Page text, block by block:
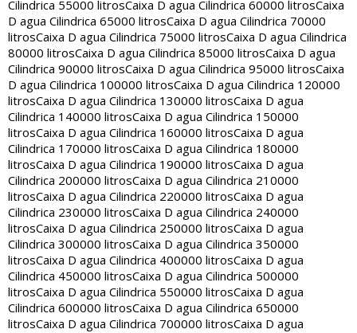
Cilindrica 55000 litrosCaixa D agua Cilindrica 60000 litrosCaixa
D agua Cilindrica 65000 litrosCaixa D agua Cilindrica 70000
litrosCaixa D agua Cilindrica 75000 litrosCaixa D agua Cilindrica
80000 litrosCaixa D agua Cilindrica 85000 litrosCaixa D agua
Cilindrica 90000 litrosCaixa D agua Cilindrica 95000 litrosCaixa
D agua Cilindrica 100000 litrosCaixa D agua Cilindrica 120000
litrosCaixa D agua Cilindrica 130000 litrosCaixa D agua
Cilindrica 140000 litrosCaixa D agua Cilindrica 150000
litrosCaixa D agua Cilindrica 160000 litrosCaixa D agua
Cilindrica 170000 litrosCaixa D agua Cilindrica 180000
litrosCaixa D agua Cilindrica 190000 litrosCaixa D agua
Cilindrica 200000 litrosCaixa D agua Cilindrica 210000
litrosCaixa D agua Cilindrica 220000 litrosCaixa D agua
Cilindrica 230000 litrosCaixa D agua Cilindrica 240000
litrosCaixa D agua Cilindrica 250000 litrosCaixa D agua
Cilindrica 300000 litrosCaixa D agua Cilindrica 350000
litrosCaixa D agua Cilindrica 400000 litrosCaixa D agua
Cilindrica 450000 litrosCaixa D agua Cilindrica 500000
litrosCaixa D agua Cilindrica 550000 litrosCaixa D agua
Cilindrica 600000 litrosCaixa D agua Cilindrica 650000
litrosCaixa D agua Cilindrica 700000 litrosCaixa D agua